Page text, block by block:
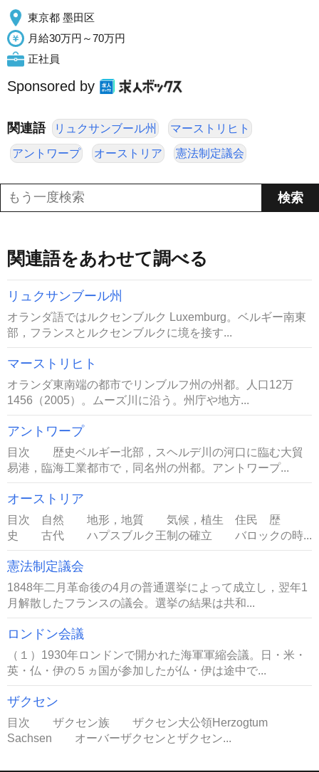
東京都 墨田区
月給30万円～70万円
正社員
Sponsored by
関連語 リュクサンブール州 マーストリヒト
アントワープ オーストリア 憲法制定議会
関連語をあわせて調べる
リュクサンブール州
オランダ語ではルクセンブルク Luxemburg。ベルギー南東
部，フランスとルクセンブルクに境を接す...
マーストリヒト
オランダ東南端の都市でリンブルフ州の州都。人口12万
1456（2005）。ムーズ川に沿う。州庁や地方...
アントワープ
目次 歴史ベルギー北部，スヘルデ川の河口に臨む大貿
易港，臨海工業都市で，同名州の州都。アントワープ...
オーストリア
目次 自然 地形，地質 気候，植生 住民 歴
史 古代 ハプスブルク王制の確立 バロックの時...
憲法制定議会
1848年二月革命後の4月の普通選挙によって成立し，翌年1
月解散したフランスの議会。選挙の結果は共和...
ロンドン会議
（１）1930年ロンドンで開かれた海軍軍縮会議。日・米・
英・仏・伊の５ヵ国が参加したが仏・伊は途中で...
ザクセン
目次 ザクセン族 ザクセン大公領Herzogtum
Sachsen オーバーザクセンとザクセン...